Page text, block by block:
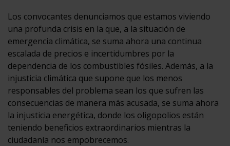
Los convocantes denunciamos que estamos viviendo
una profunda crisis en la que, a la situación de
emergencia climática, se suma ahora una continua
escalada de precios e incertidumbres por la
dependencia de los combustibles fósiles. Además, a la
injusticia climática que supone que los menos
responsables del problema sean los que sufren las
consecuencias de manera más acusada, se suma ahora
la injusticia energética, donde los oligopolios están
teniendo beneficios extraordinarios mientras la
ciudadanía nos empobrecemos.